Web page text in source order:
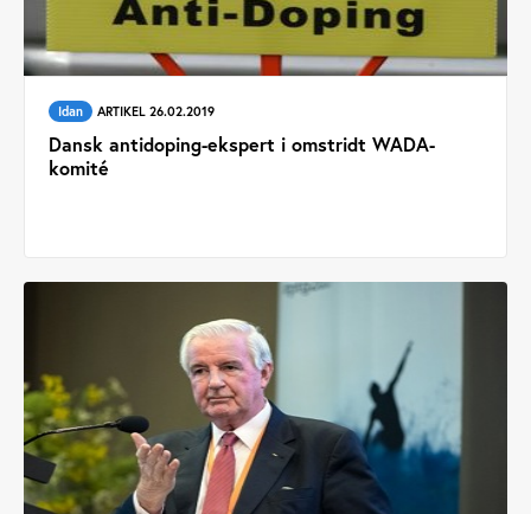
Idan ARTIKEL 26.02.2019
Dansk antidoping-ekspert i omstridt WADA-
komité